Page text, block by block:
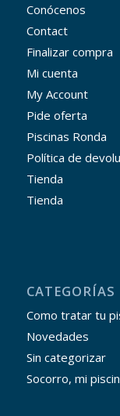
Conócenos
Contact
Finalizar compra
Mi cuenta
My Account
Pide oferta
Piscinas Ronda
Política de
Tienda
Tienda
CATEGORÍAS
Como tratar tu
Novedades
Sin categorizar
Socorro, mi